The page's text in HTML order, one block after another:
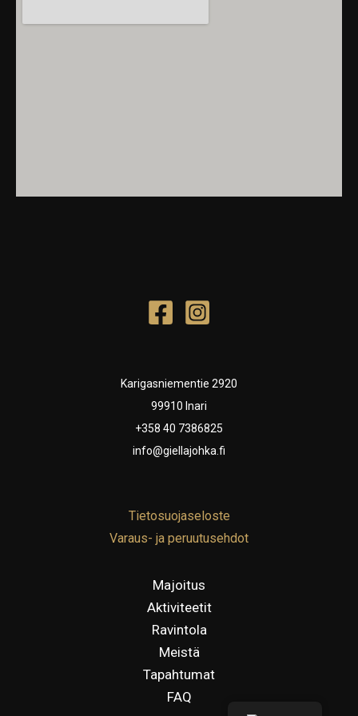
Karigasniementie 2920
99910 Inari
+358 40 7386825
info@giellajohka.fi
Tietosuojaseloste
Varaus- ja peruutusehdot
Majoitus
Aktiviteetit
Ravintola
Meistä
Tapahtumat
FAQ